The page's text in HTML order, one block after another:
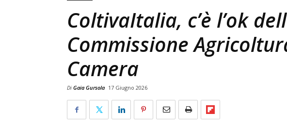
ColtivaItalia, c’è l’ok
Commissione
Camera
Di Gaia Gursola 17 Giugno 2026